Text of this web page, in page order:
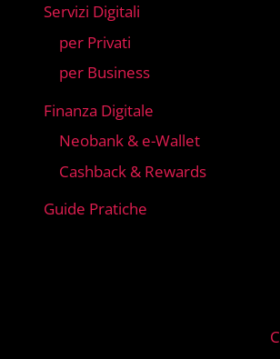
Servizi Digitali
per Privati
per Business
Finanza Digitale
Neobank & e-Wallet
Cashback & Rewards
Guide Pratiche